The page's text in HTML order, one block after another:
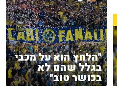
"הלחץ הוא על מכבי
בגלל שהם לא
בכושר טוב"